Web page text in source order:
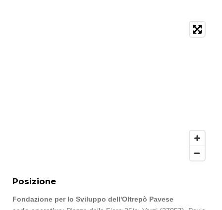
Posizione
Fondazione per lo Sviluppo dell'Oltrepò Pavese